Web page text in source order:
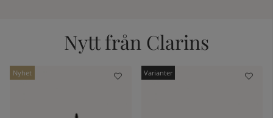
Nytt från Clarins
Nyhet